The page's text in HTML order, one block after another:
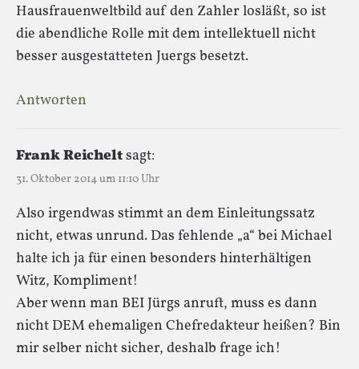
Hausfrauenweltbild auf den Zahler losläßt, so ist
die abendliche Rolle mit dem intellektuell nicht
besser ausgestatteten Juergs besetzt.
Antworten
Frank Reicheltsagt:
31. Oktober 2014 um 11:10 Uhr
Also irgendwas stimmt an dem Einleitungssatz
nicht, etwas unrund. Das fehlende „a“ bei Michael
halte ich ja für einen besonders hinterhältigen
Witz, Kompliment!
Aber wenn man BEI Jürgs anruft, muss es dann
nicht DEM ehemaligen Chefredakteur heißen? Bin
mir selber nicht sicher, deshalb frage ich!